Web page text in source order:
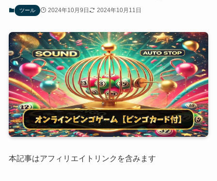
ツール 2024年10月9日 2024年10月11日
本記事はアフィリエイトリンクを含みます